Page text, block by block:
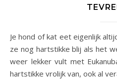
Je hond of kat eet eigenlijk altijd hetzelfde, en toch worden
ze nog hartstikke blij als het
weer lekker vult met
hartstikke vrolijk van, ook al